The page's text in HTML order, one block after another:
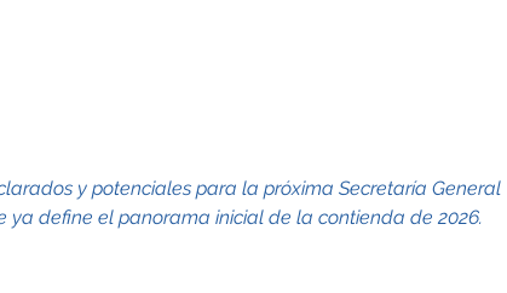
y potenciales para la próxima Secretaría General
define el panorama inicial de la contienda de 2026.